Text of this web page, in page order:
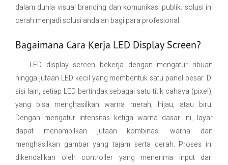
dalam dunia visual branding dan komunikasi publik. solusi ini
cerah menjadi solusi andalan bagi para profesional.
Bagaimana Cara Kerja LED Display Screen?
LED display screen bekerja dengan mengatur ribuan
hingga jutaan LED kecil yang membentuk satu panel besar. Di
sisi lain, setiap LED bertindak sebagai satu titik cahaya (pixel),
yang bisa menghasilkan warna merah, hijau, atau biru.
Dengan mengatur intensitas ketiga warna dasar ini, layar
dapat menampilkan jutaan kombinasi warna dan
menghasilkan gambar yang tajam serta cerah. Proses ini
dikendalikan oleh controller yang menerima input dari